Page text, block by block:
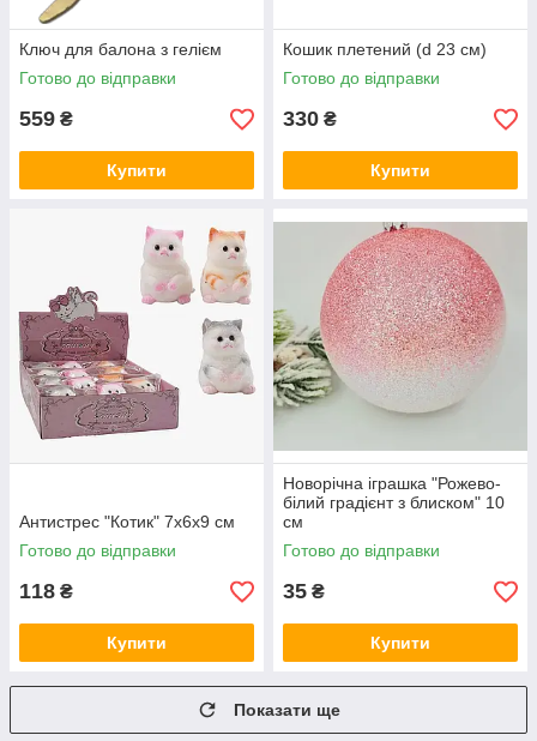
Ключ для балона з гелієм
Готово до відправки
559 ₴
Купити
Кошик плетений (d 23 см)
Готово до відправки
330 ₴
Купити
Антистрес "Котик" 7х6х9 см
Готово до відправки
118 ₴
Купити
Новорічна іграшка "Рожево-
білий градієнт з блиском" 10
см
Готово до відправки
35 ₴
Купити
Показати ще